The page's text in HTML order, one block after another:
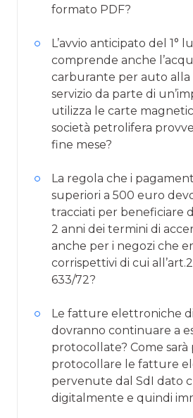
formato PDF?
L’avvio anticipato del 1°
comprende anche
carburante per auto alla
servizio da parte di
utilizza le carte
società petrolifera
fine mese?
La regola che i
superiori a 500 euro
tracciati per beneficiare
2 anni dei termini di
anche per i negozi che
corrispettivi di cui
633/72?
Le fatture elettroniche
dovranno continuare a
protocollate? Come sarà
protocollare le fatture
pervenute dal SdI dato
digitalmente e quindi